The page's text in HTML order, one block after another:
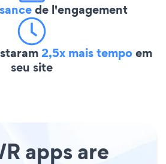
de l'engagement
2,5x mais tempoem
seu site
apps are